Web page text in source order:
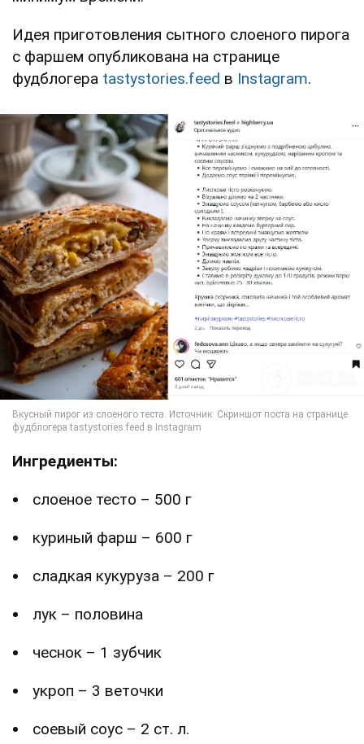
Идея приготовления сытного слоеного пирога
с фаршем опубликована на странице
фудблогера tastystories.feed в Instagram.
Ингредиенты:
слоеное тесто – 500 г
куриный фарш – 600 г
сладкая кукуруза – 200 г
лук – половина
чеснок – 1 зубчик
укроп – 3 веточки
соевый соус – 2 ст. л.